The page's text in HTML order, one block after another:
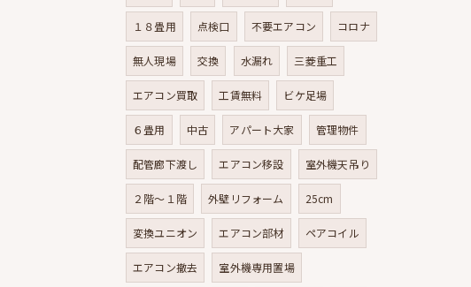
１８畳用 点検口 不要エアコン コロナ
無人現場 交換 水漏れ 三菱重工
エアコン買取 工賃無料 ビケ足場
６畳用 中古 アパート大家 管理物件
配管廊下渡し エアコン移設 室外機天吊り
２階～１階 外壁リフォーム 25cm
変換ユニオン エアコン部材 ペアコイル
エアコン撤去 室外機専用置場